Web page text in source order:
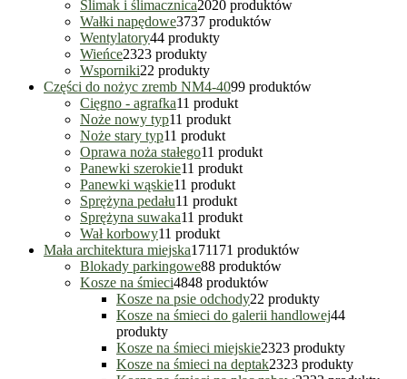
Ślimak i ślimacznica2020 produktów
Wałki napędowe3737 produktów
Wentylatory44 produkty
Wieńce2323 produkty
Wsporniki22 produkty
Części do nożyc zremb NM4-4099 produktów
Cięgno - agrafka11 produkt
Noże nowy typ11 produkt
Noże stary typ11 produkt
Oprawa noża stałego11 produkt
Panewki szerokie11 produkt
Panewki wąskie11 produkt
Sprężyna pedału11 produkt
Sprężyna suwaka11 produkt
Wał korbowy11 produkt
Mała architektura miejska171171 produktów
Blokady parkingowe88 produktów
Kosze na śmieci4848 produktów
Kosze na psie odchody22 produkty
Kosze na śmieci do galerii handlowej44
produkty
Kosze na śmieci miejskie2323 produkty
Kosze na śmieci na deptak2323 produkty